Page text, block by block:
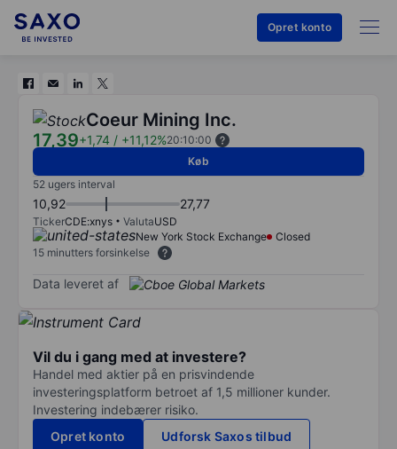
Opret konto
Coeur Mining Inc.
17,39+1,74 / +11,12%20:10:00
Køb
52 ugers interval
10,92 27,77
TickerCDE:xnys ValutaUSD
New York Stock Exchange
Closed
15 minutters forsinkelse
Data leveret af
Vil du i gang med at investere?
Handel med aktier på en prisvindende
investeringsplatform betroet af 1,5 millioner kunder.
Investering indebærer risiko.
Opret konto
Udforsk Saxos tilbud